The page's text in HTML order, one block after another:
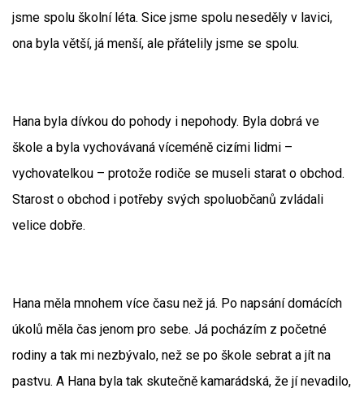
jsme spolu školní léta. Sice jsme spolu neseděly v lavici,
ona byla větší, já menší, ale přátelily jsme se spolu.
Hana byla dívkou do pohody i nepohody. Byla dobrá ve
škole a byla vychovávaná víceméně cizími lidmi –
vychovatelkou – protože rodiče se museli starat o obchod.
Starost o obchod i potřeby svých spoluobčanů zvládali
velice dobře.
Hana měla mnohem více času než já. Po napsání domácích
úkolů měla čas jenom pro sebe. Já pocházím z početné
rodiny a tak mi nezbývalo, než se po škole sebrat a jít na
pastvu. A Hana byla tak skutečně kamarádská, že jí nevadilo,